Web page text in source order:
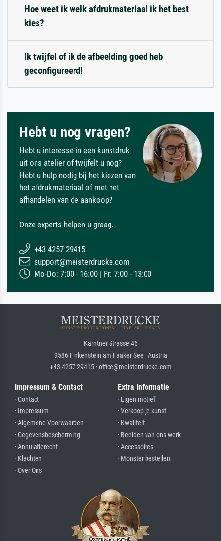
Hoe weet ik welk afdrukmateriaal ik het best
kies?
Ik twijfel of ik de afbeelding goed heb
geconfigureerd!
Hebt u nog vragen?
Hebt u interesse in een kunstdruk
uit ons atelier of twijfelt u nog?
Hebt u hulp nodig bij het kiezen van
het afdrukmateriaal of met het
afhandelen van de aankoop?
Onze experts helpen u graag.
+43 4257 29415
support@meisterdrucke.com
Mo-Do: 7:00 - 16:00 | Fr: 7:00 - 13:00
Kärntner Strasse 46
9586 Finkenstein am Faaker See · Austria
+43 4257 29415 · office@meisterdrucke.com
Impressum & Contact
· Contact
· Impressum
· Algemene Voorwaarden
· Gegevensbescherming
· Annulatierecht
· Klachten
· Over Ons
Extra Informatie
· Eigen motief
· Verkoop je kunst
· Kwaliteit
· Beelden van ons werk
· Accessoires
· Monster bestellen